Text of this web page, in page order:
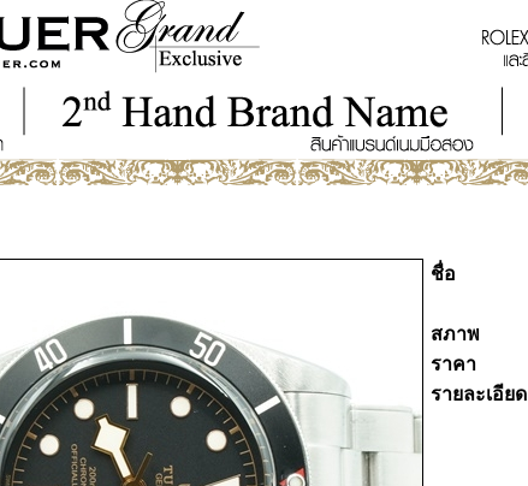
ชื่อ
สภาพ
ราคา
รายละเอียด